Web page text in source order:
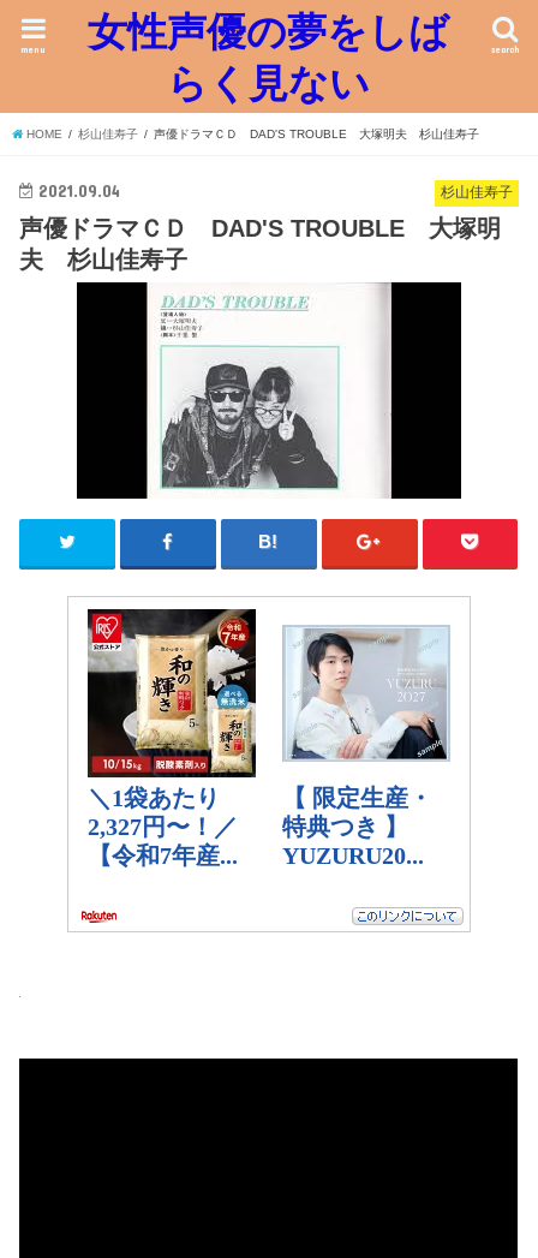
女性声優の夢をしば
らく見ない
search
menu
HOME 杉山佳寿子 声優ドラマＣＤ DAD'S TROUBLE 大塚明夫 杉山佳寿子
杉山佳寿子
2021.09.04
声優ドラマＣＤ DAD'S TROUBLE 大塚明
夫 杉山佳寿子